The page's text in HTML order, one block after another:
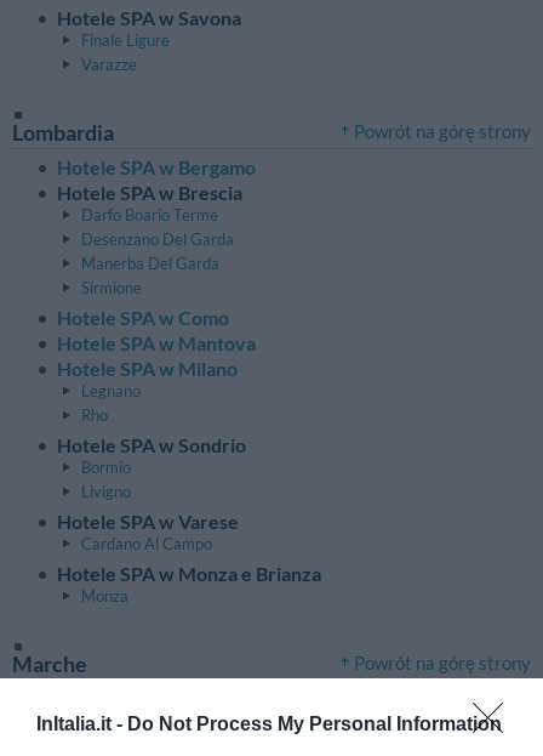
InItalia.it - Do Not Process My Personal Information
Hotele SPA w Savona
Finale Ligure
Varazze
Lombardia Powrót na górę strony
Hotele SPA w Bergamo
Hotele SPA w Brescia
Darfo Boario Terme
Desenzano Del Garda
Manerba Del Garda
Sirmione
Hotele SPA w Como
Hotele SPA w Mantova
Hotele SPA w Milano
Legnano
Rho
Hotele SPA w Sondrio
Bormio
Livigno
Hotele SPA w Varese
Cardano Al Campo
Hotele SPA w Monza e Brianza
Monza
Marche Powrót na górę strony
Senigallia